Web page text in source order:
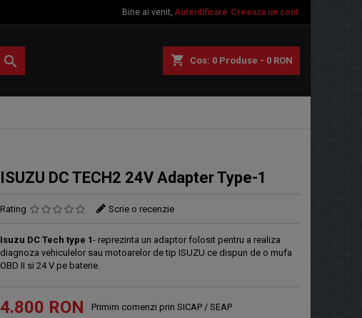
Bine ai venit, Autentificare Creeaza un cont
shopping_cart Cos: 0 Produse - 0 RON

ISUZU DC TECH2 24V Adapter Type-1
Rating Scrie o recenzie
Isuzu DC Tech type 1- reprezinta un adaptor folosit pentru a realiza
diagnoza vehiculelor sau motoarelor de tip ISUZU ce dispun de o mufa
OBD II si 24 V pe baterie.
4.800 RON Primim comenzi prin SICAP / SEAP